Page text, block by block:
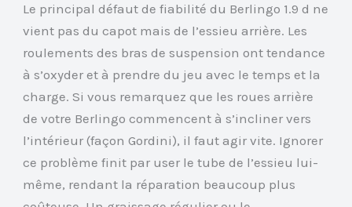
Le principal défaut de fiabilité du Berlingo 1.9 d ne
vient pas du capot mais de l’essieu arrière. Les
roulements des bras de suspension ont tendance
à s’oxyder et à prendre du jeu avec le temps et la
charge. Si vous remarquez que les roues arrière
de votre Berlingo commencent à s’incliner vers
l’intérieur (façon Gordini), il faut agir vite. Ignorer
ce problème finit par user le tube de l’essieu lui-
même, rendant la réparation beaucoup plus